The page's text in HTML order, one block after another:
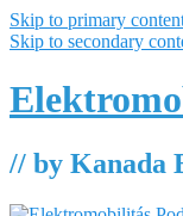
Skip to primary
Skip to secondary
// by Kanada